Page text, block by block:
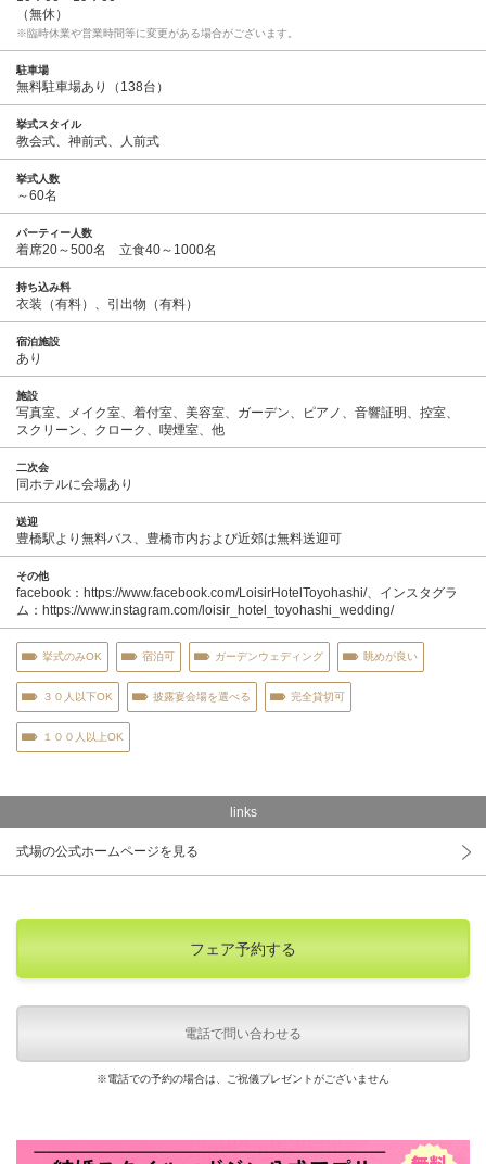
（無休）
※臨時休業や営業時間等に変更がある場合がございます。
駐車場
無料駐車場あり（138台）
挙式スタイル
教会式、神前式、人前式
挙式人数
～60名
パーティー人数
着席20～500名 立食40～1000名
持ち込み料
衣装（有料）、引出物（有料）
宿泊施設
あり
施設
写真室、メイク室、着付室、美容室、ガーデン、ピアノ、音響証明、控室、
スクリーン、クローク、喫煙室、他
二次会
同ホテルに会場あり
送迎
豊橋駅より無料バス、豊橋市内および近郊は無料送迎可
その他
facebook：https://www.facebook.com/LoisirHotelToyohashi/、インスタグラ
ム：https://www.instagram.com/loisir_hotel_toyohashi_wedding/
挙式のみOK 宿泊可 ガーデンウェディング 眺めが良い
３０人以下OK 披露宴会場を選べる 完全貸切可
１００人以上OK
links
式場の公式ホームページを見る
フェア予約する
電話で問い合わせる
※電話での予約の場合は、ご祝儀プレゼントがございません